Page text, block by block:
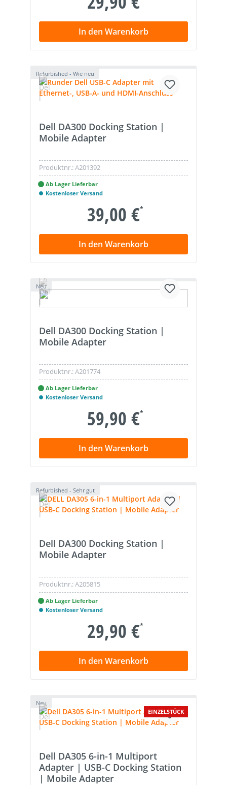
In den Warenkorb
Refurbished - Wie neu
Dell DA300 Docking Station |
Mobile Adapter
Produktnr.:A201392
Ab Lager Lieferbar
Kostenloser Versand
39,00 €*
In den Warenkorb
Neu
Dell DA300 Docking Station |
Mobile Adapter
Produktnr.:A201774
Ab Lager Lieferbar
Kostenloser Versand
59,90 €*
In den Warenkorb
Refurbished - Sehr gut
Dell DA300 Docking Station |
Mobile Adapter
Produktnr.:A205815
Ab Lager Lieferbar
Kostenloser Versand
29,90 €*
In den Warenkorb
Neu
EINZELSTÜCK
Dell DA305 6-in-1 Multiport
Adapter | USB-C Docking Station
| Mobile Adapter